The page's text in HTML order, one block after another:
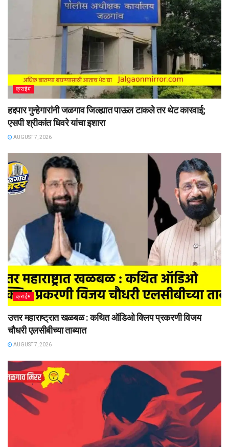
क्राईम
हद्दपार गुन्हेगारांनी जळगाव जिल्ह्यात पाऊल टाकले तर थेट कारवाई;
एसपी श्रीकांत धिवरे यांचा इशारा
AUGUST 7, 2026
क्राईम
उत्तर महाराष्ट्रात खळबळ : कथित ऑडिओ क्लिप प्रकरणी विजय
चौधरी एलसीबीच्या ताब्यात
AUGUST 7, 2026